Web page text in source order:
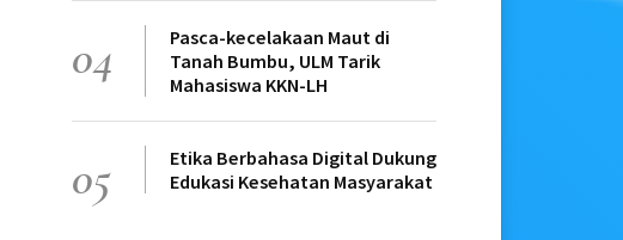
04
Pasca-kecelakaan Maut di
Tanah Bumbu, ULM Tarik
Mahasiswa KKN-LH
05
Etika Berbahasa Digital Dukung
Edukasi Kesehatan Masyarakat